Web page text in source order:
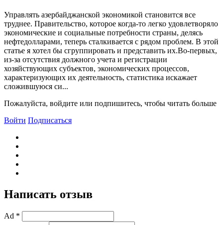
Управлять азербайджанской экономикой становится все
труднее. Правительство, которое когда-то легко удовлетворяло
экономические и социальные потребности страны, делясь
нефтедолларами, теперь сталкивается с рядом проблем. В этой
статье я хотел бы сгруппировать и представить их.Во-первых,
из-за отсутствия должного учета и регистрации
хозяйствующих субъектов, экономических процессов,
характеризующих их деятельность, статистика искажает
сложившуюся си...
Пожалуйста, войдите или подпишитесь, чтобы читать больше
Войти Подписаться
Написать отзыв
Ad *